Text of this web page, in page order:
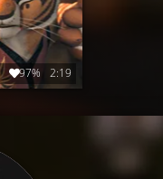
97% 2:19